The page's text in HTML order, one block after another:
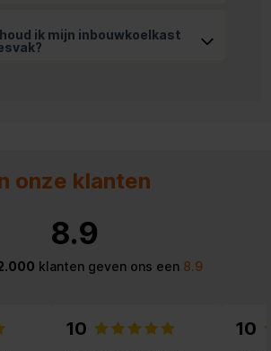
ik mijn inbouwkoelkast
onze klanten
8.9
klanten geven ons een8.9
10 10